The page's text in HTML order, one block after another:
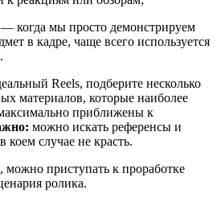
когда мы просто демонстрируем
в кадре, чаще всего используется
Reels, подберите несколько
материалов, которые наиболее
приближены к
можно искать референсы и
коем случае не красть.
приступать к проработке
ролика.